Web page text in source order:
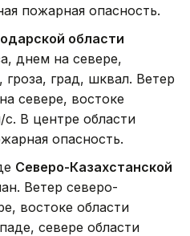
пожарная опасность.
области
днем на севере,
град, шквал. Ветер
севере, востоке
В центре области
опасность.
Северо-Казахстанской
Ветер северо-
востоке области
севере области